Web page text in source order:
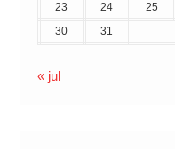
23
24 25
30
31
« jul